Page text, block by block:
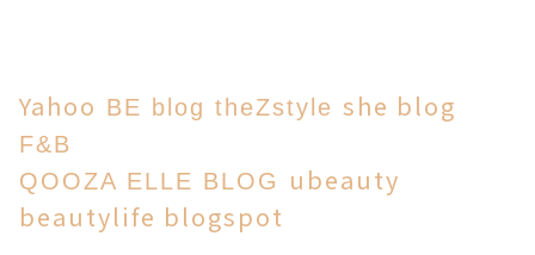
Yahoo BE blog theZstyle she blog
F&B
QOOZA ELLE BLOG
ubeauty
beautylife blogspot